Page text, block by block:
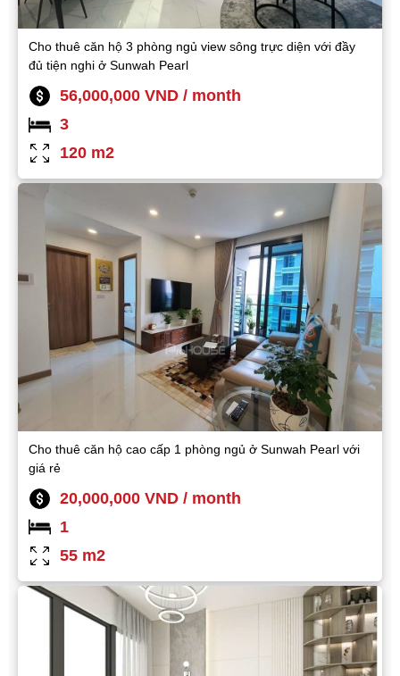
Cho thuê căn hộ 3 phòng ngủ view sông trực diện với đầy
đủ tiện nghi ở Sunwah Pearl
56,000,000 VND / month
3
120 m2
Cho thuê căn hộ cao cấp 1 phòng ngủ ở Sunwah Pearl với
giá rẻ
20,000,000 VND / month
1
55 m2